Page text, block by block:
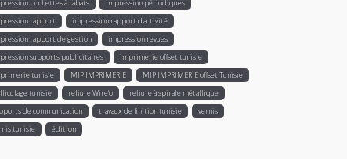
pochettes à rabats
impression périodiques
rapport
impression rapport d'activité
rapport de gestion
impression revues
supports publicitaires
imprimerie offset tunisie
tunisie
MIP IMPRIMERIE
MIP IMPRIMERIE offset Tunisie
tunisie
reliure Wire’o
reliure à spirale métallique
de communication
travaux de finition tunisie
vernis
tunisie
édition